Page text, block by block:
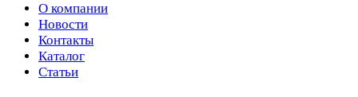
О компании
Новости
Контакты
Каталог
Статьи